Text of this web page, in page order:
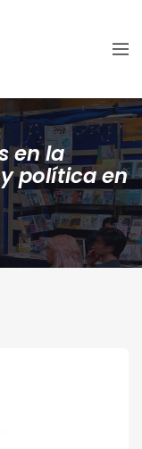
en la
política en